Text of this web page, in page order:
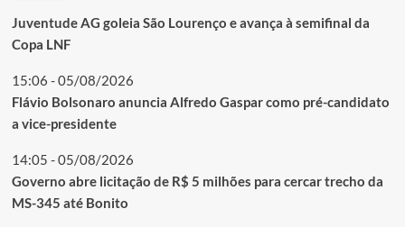
Juventude AG goleia São Lourenço e avança à semifinal da
Copa LNF
15:06 - 05/08/2026
Flávio Bolsonaro anuncia Alfredo Gaspar como pré-candidato
a vice-presidente
14:05 - 05/08/2026
Governo abre licitação de R$ 5 milhões para cercar trecho da
MS-345 até Bonito